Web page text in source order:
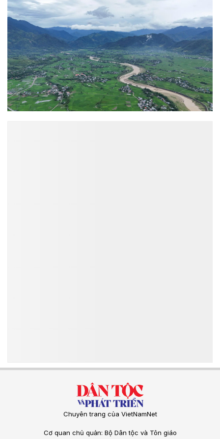
Chuyên trang của VietNamNet
Cơ quan chủ quản: Bộ Dân tộc và Tôn giáo